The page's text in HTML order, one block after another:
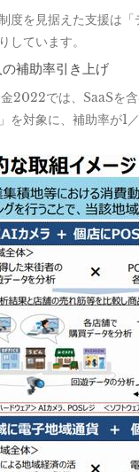
度を見据えた支援は
しています。
補助率引き上げ
2022では、SaaSを
を対象に、補助率が1